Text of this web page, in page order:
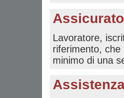
Assicurato
Lavoratore,
riferimento,
minimo di una